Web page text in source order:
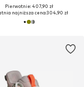
Pierwotnie: 407,90 zł
najniższa cena:304,90 zł